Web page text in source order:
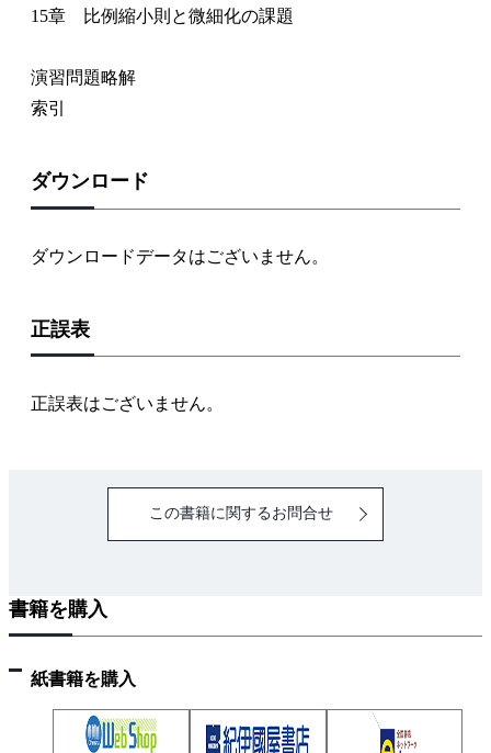
15章 比例縮小則と微細化の課題
演習問題略解
索引
ダウンロード
ダウンロードデータはございません。
正誤表
正誤表はございません。
この書籍に関するお問合せ
書籍を購入
紙書籍を購入